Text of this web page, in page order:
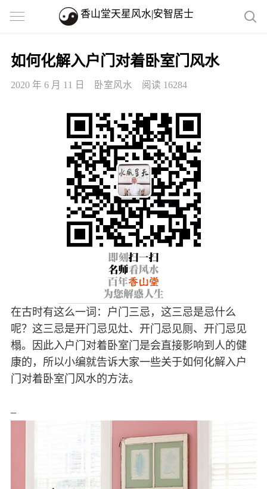
香山堂天星风水|安智居士
如何化解入户门对着卧室门风水
2020 年 6 月 11 日 卧室风水 阅读 16284
在古时有这么一词：户门三忌，这三忌是忌什么
呢？这三忌是开门忌见灶、开门忌见厕、开门忌见
榻。因此入户门对着卧室门是会直接影响到人的健
康的，所以小编就告诉大家一些关于如何化解入户
门对着卧室门风水的方法。
–